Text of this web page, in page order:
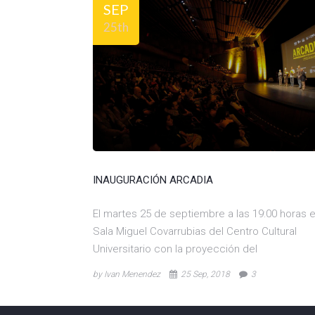
SEP
25th
INAUGURACIÓN ARCADIA
El martes 25 de septiembre a las 19:00 horas
Sala Miguel Covarrubias del Centro Cultural
Universitario con la proyección del
by Ivan Menendez 25 Sep, 2018 3